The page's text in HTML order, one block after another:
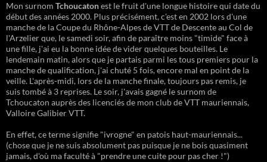
Mon surnom Tchoucatonest le fruit d'une longue histoire qui date du
début des années 2000. Plus précisément, c'est en 2002 lors d'une
manche de la Coupe du Rhône-Alpes de VTT de Descente au Col de
l'Arzelier que, le samedi soir, afin de paraître moins "timide" face à
une fille, j'ai eu la bonne idée de vider quelques bouteilles. Le
lendemain matin, alors que je partais parmi les tous premiers pour la
manche de qualification, j'ai chuté 5 fois, encore mal en point de la
veille. L'après-midi, lors de la manche finale, toujours pas remis, je
suis tombé à 3 reprises. Le soir, j'avais gagné le surnom de
Tchoucaton auprès des licenciés de mon club de VTT mauriennais,
Valloire Galibier VTT.
En effet, ce terme signifie "ivrogne" en patois haut-mauriennais...
(chose que je ne suis absolument pas puisque je ne bois quasiment
jamais, d'où ma faculté à "prendre une cuite pour pas cher !")